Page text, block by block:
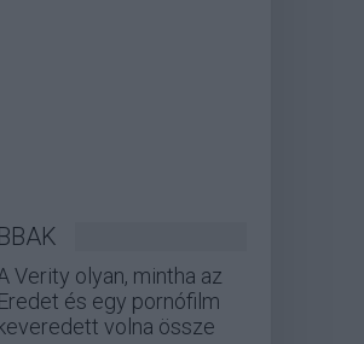
Verity olyan, mintha az
Eredet és egy pornófilm
keveredett volna össze